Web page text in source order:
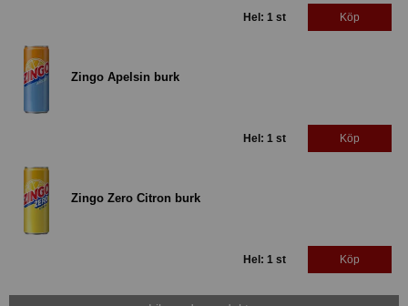
Hel: 1 st Köp
Zingo Apelsin burk
Hel: 1 st Köp
Zingo Zero Citron burk
Hel: 1 st Köp